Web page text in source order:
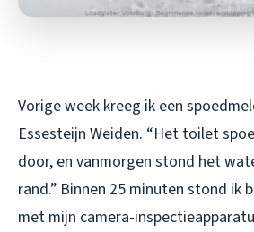
Vorige week kreeg ik een
Essesteijn Weiden. “Het toilet
door, en vanmorgen stond het
rand.” Binnen 25 minuten stond ik
met mijn camera-